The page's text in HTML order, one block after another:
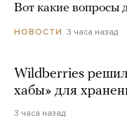
Вот какие вопросы
НОВОСТИ 3 часа назад
Wildberries
хабы» для
3 часа назад